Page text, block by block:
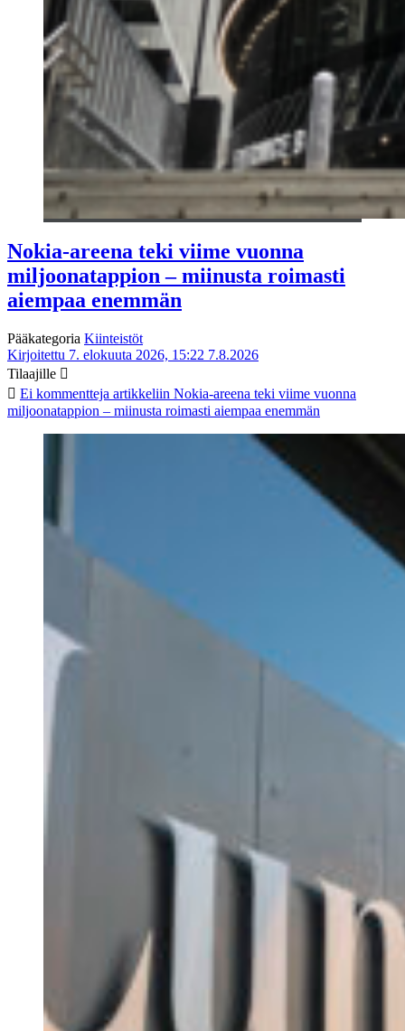
Nokia-areena teki viime vuonna
miljoonatappion – miinusta roimasti
aiempaa enemmän
Pääkategoria Kiinteistöt
Kirjoitettu 7. elokuuta 2026, 15:22 7.8.2026
Tilaajille
Ei kommentteja artikkeliin Nokia-areena teki viime vuonna
miljoonatappion – miinusta roimasti aiempaa enemmän